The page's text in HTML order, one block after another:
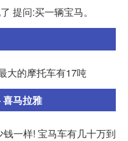
提问:买一辆宝马。
大的摩托车有17吨
马拉雅
一样! 宝马车有几十万到